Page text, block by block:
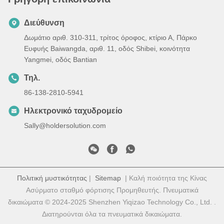
Διεύθυνση
Δωμάτιο αριθ. 310-311, τρίτος όροφος, κτίριο Α, Πάρκο
Ευφυής Baiwangda, αριθ. 11, οδός Shibei, κοινότητα
Yangmei, οδός Bantian
Τηλ.
86-138-2810-5941
Ηλεκτρονικό ταχυδρομείο
Sally@holdersolution.com
Πολιτική μυστικότητας | Sitemap | Καλή ποιότητα της Κίνας
Ασύρματο σταθμό φόρτισης Προμηθευτής. Πνευματικά
δικαιώματα © 2024-2025 Shenzhen Yiqizao Technology Co., Ltd. .
Διατηρούνται όλα τα πνευματικά δικαιώματα.